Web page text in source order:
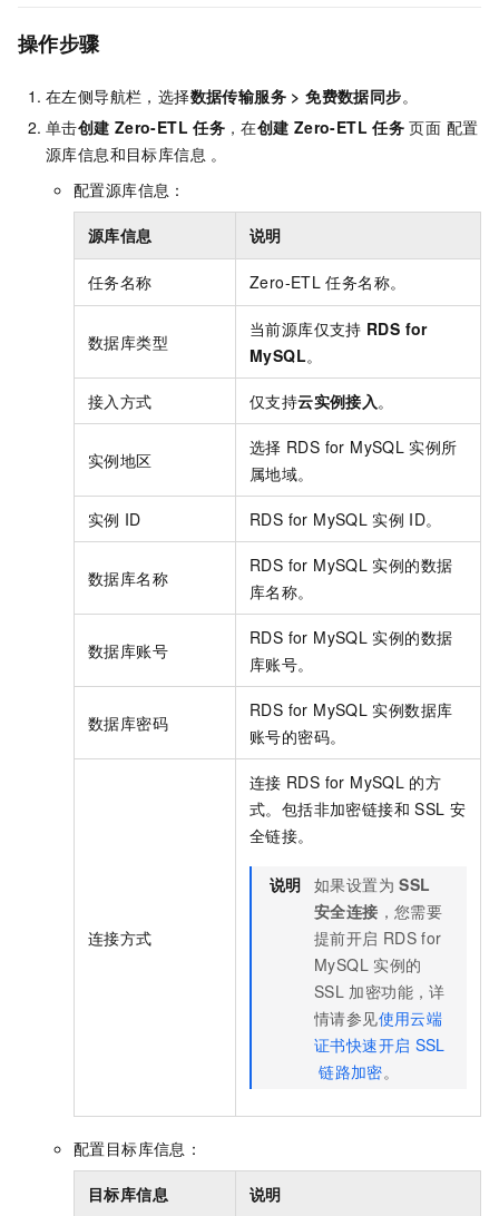
操作步骤
在左侧导航栏，选择数据传输服务 >免费数据同步。
单击创建 Zero-ETL 任务 ，在创建 Zero-ETL 任务 页面 配置
源库信息和目标库信息 。
配置源库信息：
源库信息 说明
任务名称 Zero-ETL 任务名称。
数据库类型
当前源库仅支持 RDS for
MySQL。
接入方式 仅支持云实例接入 。
实例地区
选择 RDS for MySQL 实例所
属地域。
实例 ID RDS for MySQL 实例 ID。
数据库名称
RDS for MySQL 实例的数据
库名称。
数据库账号
RDS for MySQL 实例的数据
库账号。
数据库密码
RDS for MySQL 实例数据库
账号的密码。
连接方式
连接 RDS for MySQL 的方
式。包括非加密链接和 SSL 安
全链接。
说明 如果设置为 SSL
安全连接 ，您需要
提前开启 RDS for
MySQL 实例的
SSL 加密功能，详
情请参见使用云端
证书快速开启 SSL
链路加密。
配置目标库信息：
目标库信息 说明